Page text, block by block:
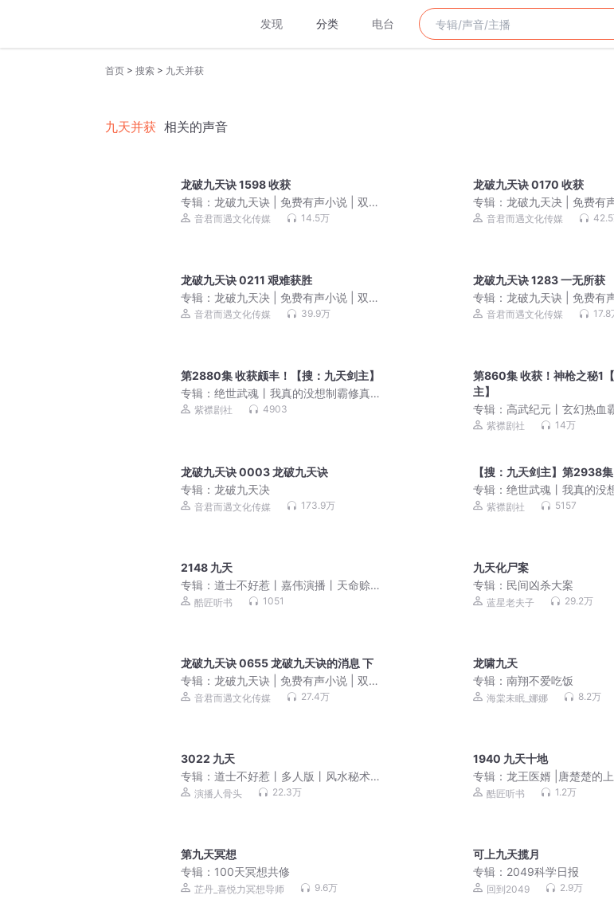
发现 分类 电台
首页 > 搜索 > 九天并获
九天并获 相关的声音
龙破九天诀 1598 收获
专辑： 龙破九天诀 | 免费有声小说 | 双播
精配音君而遇文化传媒 14.5万
龙破九天诀 0170 收获
专辑：龙破九天决 | 免费有
精配音君而遇文化传媒
龙破九天诀 0211 艰难获胜
专辑： 龙破九天决 | 免费有声小说 | 双播
精配音君而遇文化传媒 39.9万
龙破九天诀 1283 一无所获
专辑：龙破九天诀 | 免费有
精配音君而遇文化传媒 17.8
第2880集 收获颇丰！【搜：九天剑主】
专辑： 绝世武魂丨我真的没想制霸修真
界丨全网60亿点击玄幻巨作丨紫襟剧社
紫襟剧社 4903
第860集 收获！神枪之秘1
主】
专辑： 高武纪元丨玄幻热血
武道&科技丨暴力斩神丨紫襟
紫襟剧社 14万
龙破九天诀 0003 龙破九天诀
专辑： 龙破九天决
音君而遇文化传媒 173.9万
【搜：九天剑主】第2938
专辑：绝世武魂丨我真的没
界丨全网60亿点击玄幻巨作
紫襟剧社 5157
2148 九天
专辑： 道士不好惹丨嘉伟演播丨天命赊
刀人前传 免费福利
酷匠听书 1051
九天化尸案
专辑： 民间凶杀大案
蓝星老夫子 29.2万
龙破九天诀 0655 龙破九天诀的消息 下
专辑： 龙破九天诀 | 免费有声小说 | 双播
精配音君而遇文化传媒 27.4万
龙啸九天
专辑：南翔不爱吃饭
海棠未眠_娜娜 8.2万
3022 九天
专辑： 道士不好惹丨多人版丨风水秘术
丨爆笑丨都市丨悬疑恐怖灵异
演播人骨头 22.3万
1940 九天十地
专辑：龙王医婿 |唐楚楚的
品大多播
酷匠听书 1.2万
第九天冥想
专辑： 100天冥想共修
芷丹_喜悦力冥想导师 9.6万
可上九天揽月
专辑： 2049科学日报
回到2049 2.9万